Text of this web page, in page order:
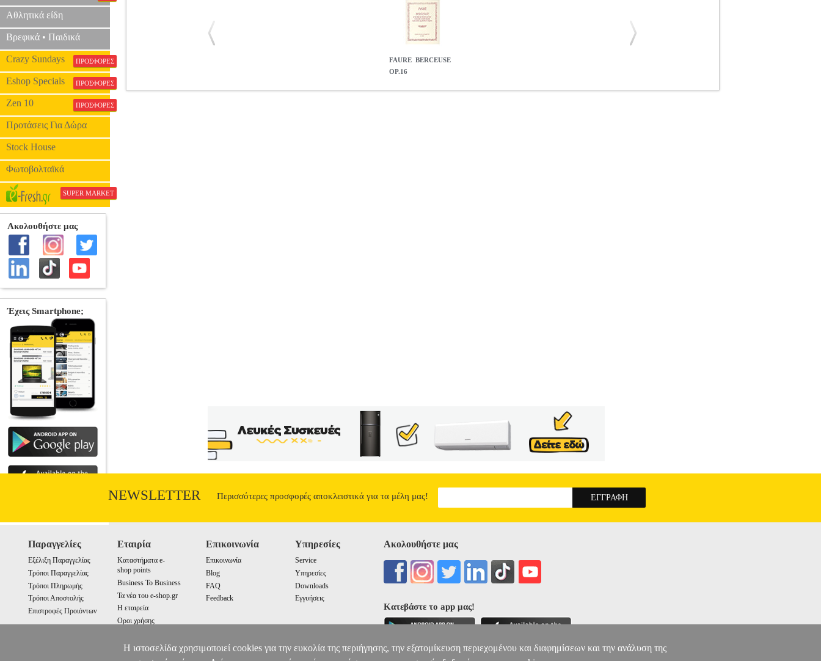
Αθλητικά είδη
Βρεφικά • Παιδικά
Crazy Sundays ΠΡΟΣΦΟΡΕΣ
Eshop Specials ΠΡΟΣΦΟΡΕΣ
Zen 10 ΠΡΟΣΦΟΡΕΣ
Προτάσεις Για Δώρα
Stock House
Φωτοβολταϊκά
SUPER MARKET
FAURE  BERCEUSE
OP.16
NEWSLETTER Περισσότερες προσφορές αποκλειστικά για τα μέλη μας!
Παραγγελίες
Εξέλιξη Παραγγελίας
Τρόποι Παραγγελίας
Τρόποι Πληρωμής
Τρόποι Αποστολής
Επιστροφές Προιόντων
Εταιρία
Καταστήματα e-
shop points
Business To Business
Τα νέα του e-shop.gr
Η εταιρεία
Οροι χρήσης
Επικοινωνία
Επικοινωνία
Blog
FAQ
Feedback
Υπηρεσίες
Service
Υπηρεσίες
Downloads
Εγγυήσεις
Ακολουθήστε μας
Κατεβάστε το app μας!
Η ιστοσελίδα χρησιμοποιεί cookies για την ευκολία της περιήγησης, την εξατομίκευση περιεχομένου και διαφημίσεων και την ανάλυση της